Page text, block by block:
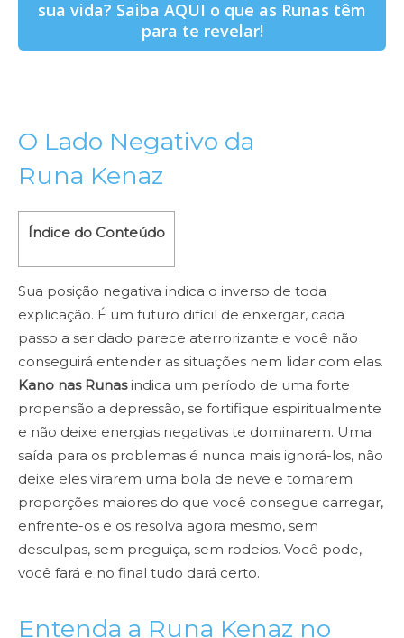
sua vida? Saiba AQUI o que as Runas têm
para te revelar!
O Lado Negativo da
Runa Kenaz
Índice do Conteúdo
Sua posição negativa indica o inverso de toda
explicação. É um futuro difícil de enxergar, cada
passo a ser dado parece aterrorizante e você não
conseguirá entender as situações nem lidar com elas.
Kano nas Runasindica um período de uma forte
propensão a depressão, se fortifique espiritualmente
e não deixe energias negativas te dominarem. Uma
saída para os problemas é nunca mais ignorá-los, não
deixe eles virarem uma bola de neve e tomarem
proporções maiores do que você consegue carregar,
enfrente-os e os resolva agora mesmo, sem
desculpas, sem preguiça, sem rodeios. Você pode,
você fará e no final tudo dará certo.
Entenda a Runa Kenaz no